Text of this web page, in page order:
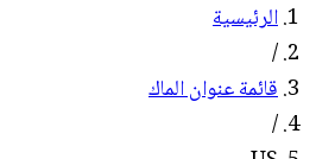
الرئيسية
/
قائمة عنوان الماك
/